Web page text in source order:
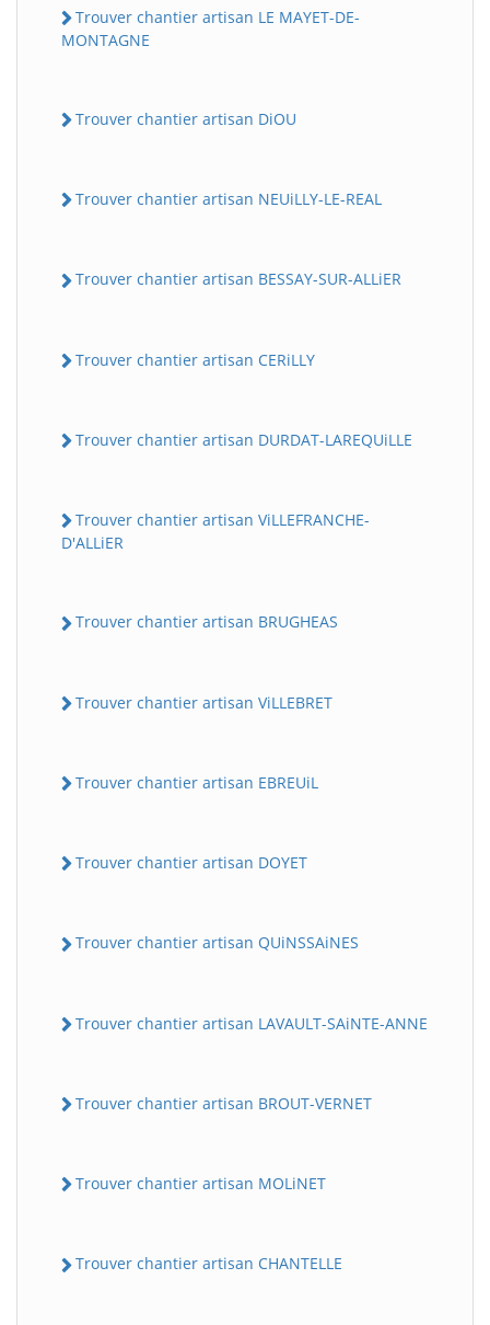
Trouver chantier artisan LE MAYET-DE-
MONTAGNE
Trouver chantier artisan DiOU
Trouver chantier artisan NEUiLLY-LE-REAL
Trouver chantier artisan BESSAY-SUR-ALLiER
Trouver chantier artisan CERiLLY
Trouver chantier artisan DURDAT-LAREQUiLLE
Trouver chantier artisan ViLLEFRANCHE-
D'ALLiER
Trouver chantier artisan BRUGHEAS
Trouver chantier artisan ViLLEBRET
Trouver chantier artisan EBREUiL
Trouver chantier artisan DOYET
Trouver chantier artisan QUiNSSAiNES
Trouver chantier artisan LAVAULT-SAiNTE-ANNE
Trouver chantier artisan BROUT-VERNET
Trouver chantier artisan MOLiNET
Trouver chantier artisan CHANTELLE